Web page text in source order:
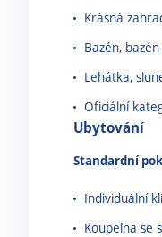
Krásná
Bazén,
Lehátka,
Oficiální
Ubytování
Standardní
Individuální
Koupelna se